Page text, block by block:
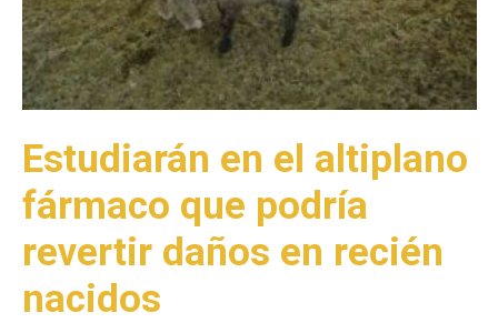
Estudiarán en el altiplano
fármaco que podría
revertir daños en recién
nacidos